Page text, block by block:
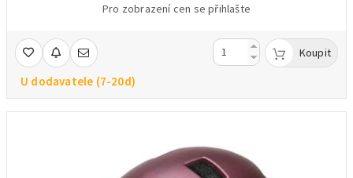
Pro zobrazení cen se přihlašte
U dodavatele (7-20d)
Koupit